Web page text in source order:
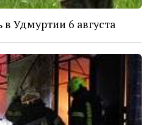
в Удмуртии 6 августа